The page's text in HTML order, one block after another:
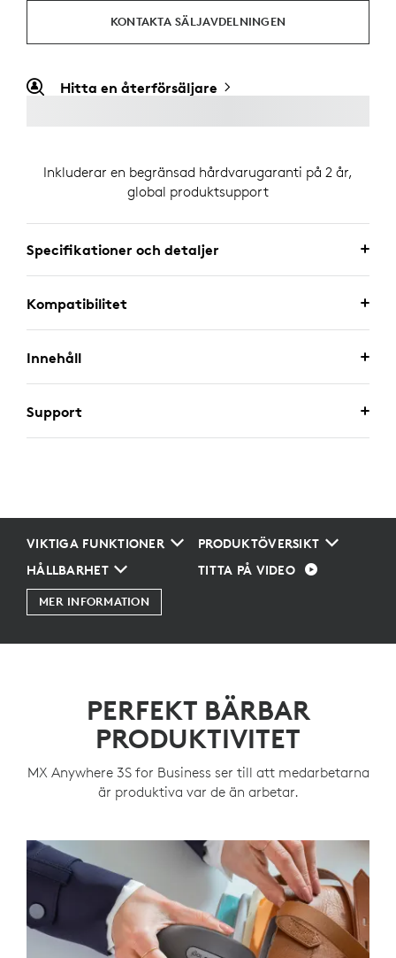
KONTAKTA SÄLJAVDELNINGEN
Hitta en återförsäljare
Inkluderar en begränsad hårdvarugaranti på 2 år,
global produktsupport
Specifikationer och detaljer
Kompatibilitet
Innehåll
Support
VIKTIGA FUNKTIONER
PRODUKTÖVERSIKT
HÅLLBARHET
TITTA PÅ VIDEO
MER INFORMATION
PERFEKT BÄRBAR
PRODUKTIVITET
MX Anywhere 3S for Business ser till att medarbetarna
är produktiva var de än arbetar.